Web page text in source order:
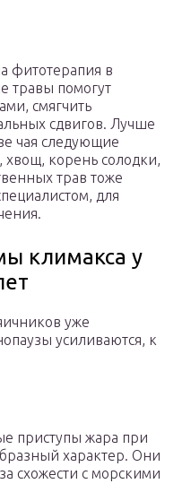
фитотерапия в
травы помогут
смягчить
сдвигов. Лучше
чая следующие
хвощ, корень солодки,
трав тоже
для
климакса у
уже
усиливаются, к
приступы жара при
характер. Они
схожести с морскими